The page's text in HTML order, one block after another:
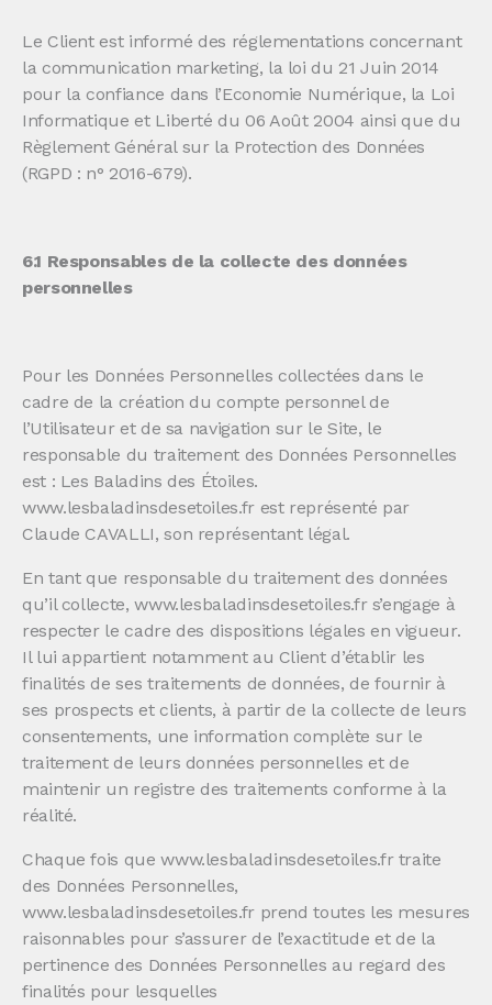
Le Client est informé des réglementations concernant
la communication marketing, la loi du 21 Juin 2014
pour la confiance dans l’Economie Numérique, la Loi
Informatique et Liberté du 06 Août 2004 ainsi que du
Règlement Général sur la Protection des Données
(RGPD : n° 2016-679).
6.1 Responsables de la collecte des données
personnelles
Pour les Données Personnelles collectées dans le
cadre de la création du compte personnel de
l’Utilisateur et de sa navigation sur le Site, le
responsable du traitement des Données Personnelles
est : Les Baladins des Étoiles.
www.lesbaladinsdesetoiles.fr est représenté par
Claude CAVALLI, son représentant légal.
En tant que responsable du traitement des données
qu’il collecte, www.lesbaladinsdesetoiles.fr s’engage à
respecter le cadre des dispositions légales en vigueur.
Il lui appartient notamment au Client d’établir les
finalités de ses traitements de données, de fournir à
ses prospects et clients, à partir de la collecte de leurs
consentements, une information complète sur le
traitement de leurs données personnelles et de
maintenir un registre des traitements conforme à la
réalité.
Chaque fois que www.lesbaladinsdesetoiles.fr traite
des Données Personnelles,
www.lesbaladinsdesetoiles.fr prend toutes les mesures
raisonnables pour s’assurer de l’exactitude et de la
pertinence des Données Personnelles au regard des
finalités pour lesquelles